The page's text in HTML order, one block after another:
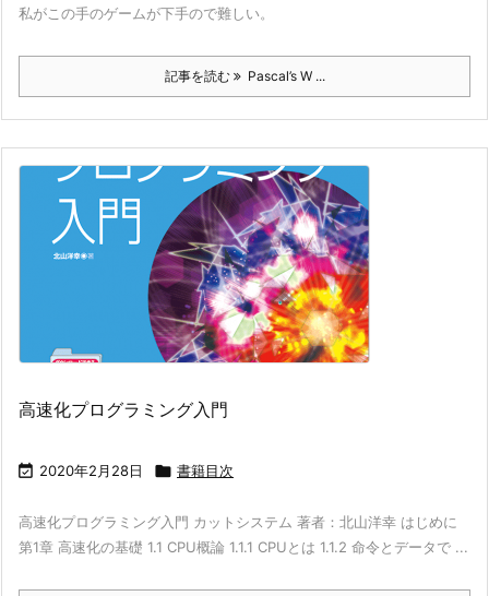
私がこの手のゲームが下手ので難しい。
記事を読む Pascal’s W ...
高速化プログラミング入門
 2020年2月28日  書籍目次
高速化プログラミング入門 カットシステム 著者：北山洋幸 はじめに
第1章 高速化の基礎 1.1 CPU概論 1.1.1 CPUとは 1.1.2 命令とデータで ...